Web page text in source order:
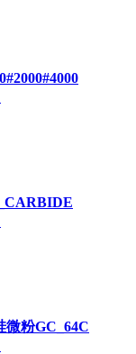
粉GC_64C